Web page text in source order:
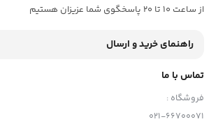
از ساعت 10 تا 20 پاسخگوی شما عزیزان هستیم
راهنمای خرید و ارسال
تماس با ما
فروشگاه :
021-66700071